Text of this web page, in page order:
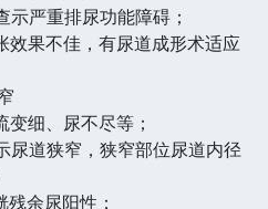
严重排尿功能障碍；
果不佳，有尿道成形术适应
细、尿不尽等；
道狭窄，狭窄部位尿道内径
余尿阳性；